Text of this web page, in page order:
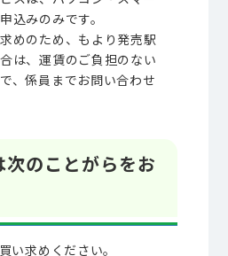
込みのみです。
めのため、もより発売駅
は、運賃のご負担のない
、係員までお問い合わせ
次のことがらをお
い求めください。